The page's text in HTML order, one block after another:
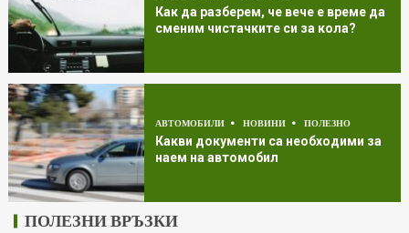
Как да разберем, че вече е време да
сменим чистачките си за кола?
АВТОМОБИЛИ НОВИНИ ПОЛЕЗНО
Какви документи са необходими за
наем на автомобил
ПОЛЕЗНИ ВРЪЗКИ